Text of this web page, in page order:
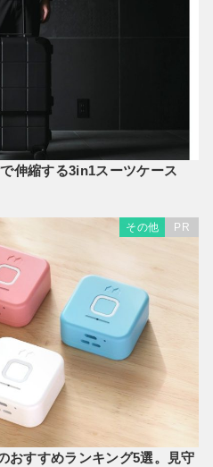
伸縮する3in1スーツケース
その他 PR
おすすめランキング5選。見守